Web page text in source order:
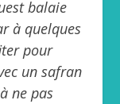
balaie
à quelques
pour
un safran
ne pas